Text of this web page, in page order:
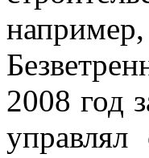
2008 год
управлял